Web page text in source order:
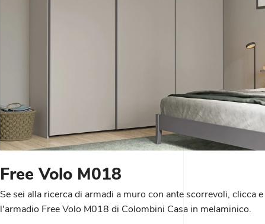
Free Volo M018
Se sei alla ricerca di armadi a muro con ante scorrevoli, clicca
l'armadio Free Volo M018 di Colombini Casa in melaminico.